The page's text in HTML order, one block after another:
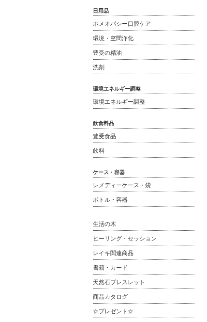
日用品
ホメオパシー口腔ケア
環境・空間浄化
豊受の精油
洗剤
環境エネルギー調整
環境エネルギー調整
飲食料品
豊受食品
飲料
ケース・容器
レメディーケース・袋
ボトル・容器
生活の木
ヒーリング・セッション
レイキ関連商品
書籍・カード
天然石ブレスレット
商品カタログ
☆プレゼント☆